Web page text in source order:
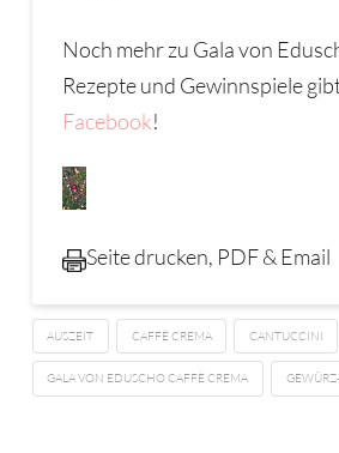
Noch mehr zu Gala von
Rezepte und Gewinnspiele
Facebook!
Seite drucken, PDF & Email
AUSZEIT CAFFÈ CREMA CANTUCCINI
GALA VON EDUSCHO CAFFÈ CREMA